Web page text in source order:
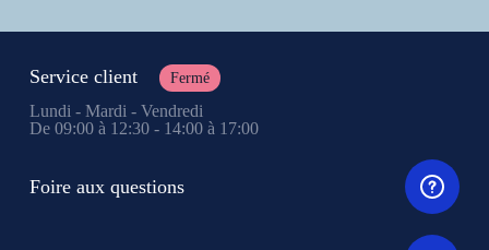
Service client Fermé
Lundi - Mardi - Vendredi
De 09:00 à 12:30 - 14:00 à 17:00
Foire aux questions